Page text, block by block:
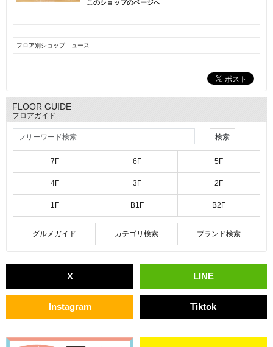
このショップのページへ
フロア別ショップニュース
FLOOR GUIDE
フロアガイド
7F 6F 5F
4F 3F 2F
1F B1F B2F
グルメガイド カテゴリ検索 ブランド検索
X LINE
Instagram Tiktok